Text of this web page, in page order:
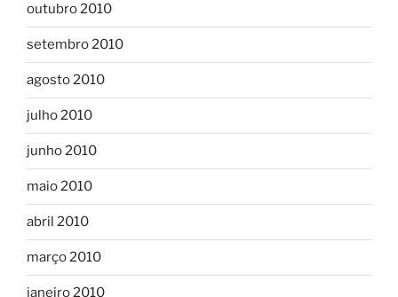
outubro 2010
setembro 2010
agosto 2010
julho 2010
junho 2010
maio 2010
abril 2010
março 2010
janeiro 2010